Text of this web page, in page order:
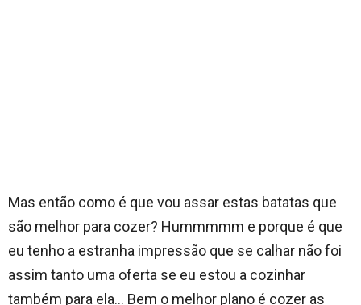
Mas então como é que vou assar estas batatas que
são melhor para cozer? Hummmmm e porque é que
eu tenho a estranha impressão que se calhar não foi
assim tanto uma oferta se eu estou a cozinhar
também para ela… Bem o melhor plano é cozer as